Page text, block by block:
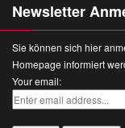
Newsletter
Sie können sich hier
Homepage informiert
Your email: